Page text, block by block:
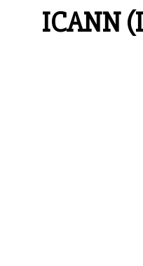
ICANN